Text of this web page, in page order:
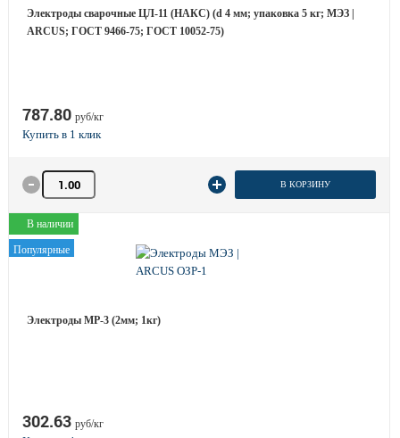
Электроды сварочные ЦЛ-11 (НАКС) (d 4 мм; упаковка 5 кг; МЭЗ |
ARCUS; ГОСТ 9466-75; ГОСТ 10052-75)
787.80 руб/кг
Количество товара В КОРЗИНУ
В наличии
Популярные
Электроды МР-3 (2мм; 1кг)
302.63 руб/кг